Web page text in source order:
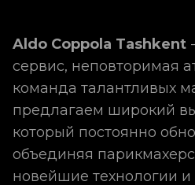
Aldo Coppola Tashkent
сервис, неповторимая
команда талантливых
предлагаем широкий
который постоянно
объединяя
новейшие технологии и